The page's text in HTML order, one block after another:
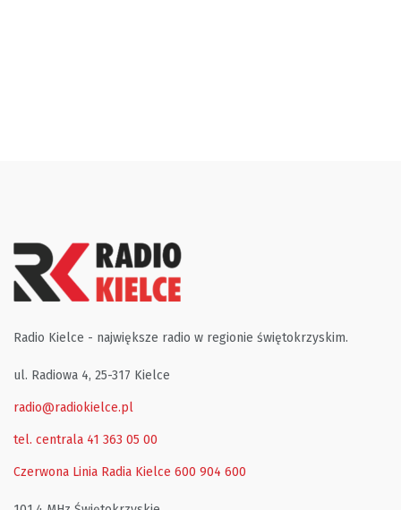
Radio Kielce - największe radio w regionie świętokrzyskim.
ul. Radiowa 4, 25-317 Kielce
radio@radiokielce.pl
tel. centrala 41 363 05 00
Czerwona Linia Radia Kielce 600 904 600